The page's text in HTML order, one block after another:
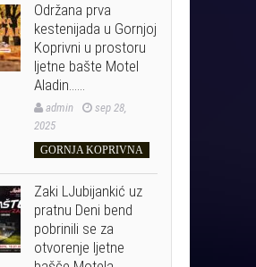
Održana prva
kestenijada u Gornjoj
Koprivni u prostoru
ljetne bašte Motel
Aladin……
admin
sep 28,
2025
GORNJA KOPRIVNA
Zaki LJubijankić uz
pratnu Deni bend
pobrinili se za
otvorenje ljetne